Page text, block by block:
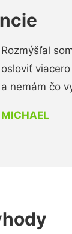
Rozmýšľal
osloviť
a nemám čo
MICHAEL